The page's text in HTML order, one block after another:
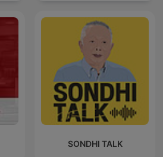
SONDHI TALK